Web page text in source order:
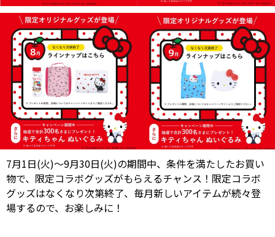
7月1日(火)～9月30日(火)の期間中、条件を満たしたお買い
物で、限定コラボグッズがもらえるチャンス！限定コラボ
グッズはなくなり次第終了、毎月新しいアイテムが続々登
場するので、お楽しみに！